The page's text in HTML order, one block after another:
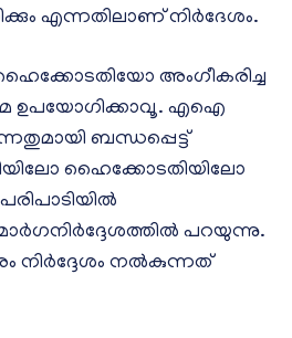
എന്നതിലാണ് നിര്‍ദേശം.
അംഗീകരിച്ച
ഉപയോഗിക്കാവൂ. എഐ
ബന്ധപ്പെട്ട്
ഹൈക്കോടതിയിലോ
പറയുന്നു.
നിര്‍ദ്ദേശം നല്‍കുന്നത്